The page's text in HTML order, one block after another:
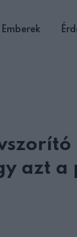
Emberek
azt a